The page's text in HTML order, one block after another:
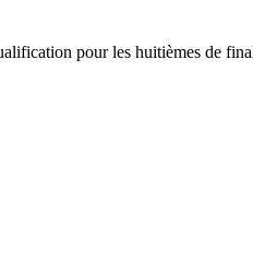
pour les huitièmes de